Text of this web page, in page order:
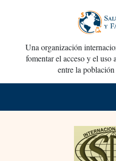
Una organización
fomentar el acceso y el uso
entre la